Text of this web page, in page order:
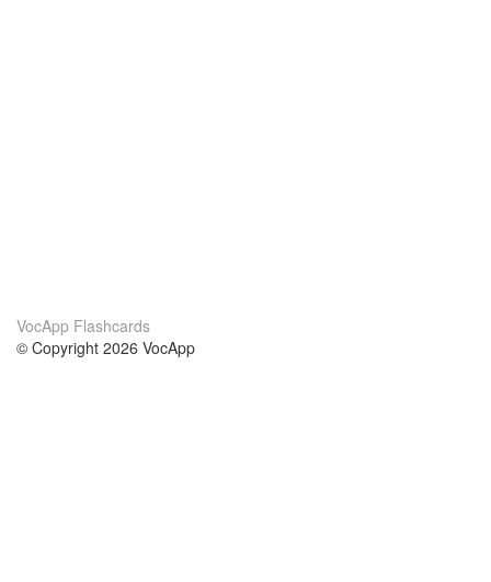
VocApp Flashcards
© Copyright 2026 VocApp